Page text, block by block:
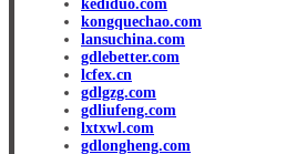
kediduo.com
kongquechao.com
lansuchina.com
gdlebetter.com
lcfex.cn
gdlgzg.com
gdliufeng.com
lxtxwl.com
gdlongheng.com